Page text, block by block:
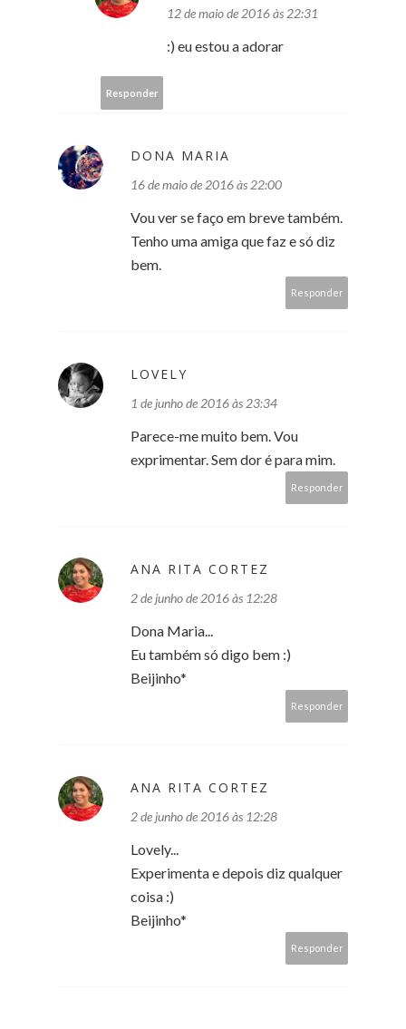
12 de maio de 2016 às 22:31
:) eu estou a adorar
Responder
DONA MARIA
16 de maio de 2016 às 22:00
Vou ver se faço em breve também.
Tenho uma amiga que faz e só diz
bem.
Responder
LOVELY
1 de junho de 2016 às 23:34
Parece-me muito bem. Vou
exprimentar. Sem dor é para mim.
Responder
ANA RITA CORTEZ
2 de junho de 2016 às 12:28
Dona Maria...
Eu também só digo bem :)
Beijinho*
Responder
ANA RITA CORTEZ
2 de junho de 2016 às 12:28
Lovely...
Experimenta e depois diz qualquer
coisa :)
Beijinho*
Responder